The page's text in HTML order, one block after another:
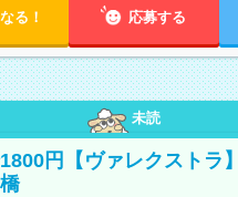
る！ 応募する
未読
円【ヴァレクストラ